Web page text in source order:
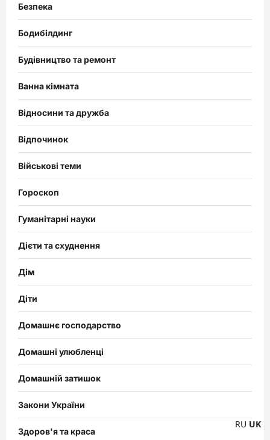
Безпека
Бодибілдинг
Будівництво та ремонт
Ванна кімната
Відносини та дружба
Відпочинок
Військові теми
Гороскоп
Гуманітарні науки
Дієти та схуднення
Дім
Діти
Домашнє господарство
Домашні улюбленці
Домашній затишок
Закони України
Здоров'я та краса
RU UK